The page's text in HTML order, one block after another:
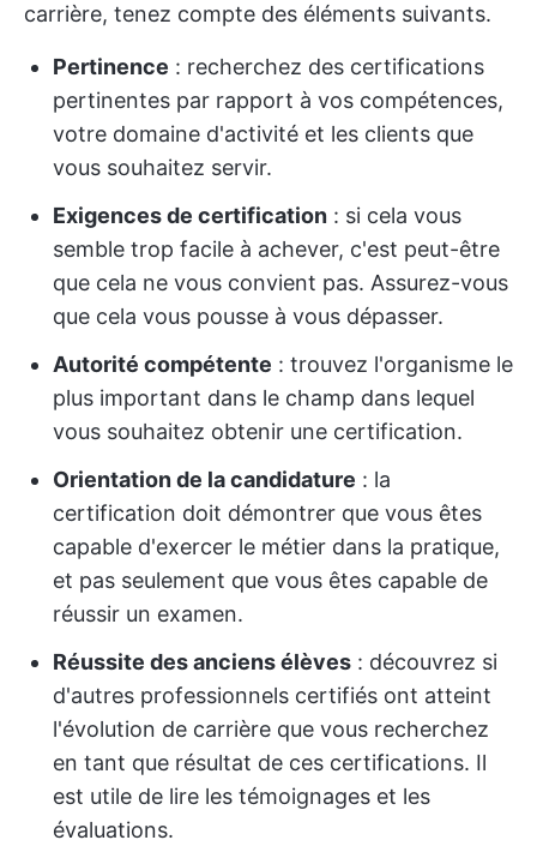
carrière, tenez compte des éléments suivants.
Pertinence : recherchez des certifications
pertinentes par rapport à vos compétences,
votre domaine d'activité et les clients que
vous souhaitez servir.
Exigences de certification : si cela vous
semble trop facile à achever, c'est peut-être
que cela ne vous convient pas. Assurez-vous
que cela vous pousse à vous dépasser.
Autorité compétente : trouvez l'organisme le
plus important dans le champ dans lequel
vous souhaitez obtenir une certification.
Orientation de la candidature : la
certification doit démontrer que vous êtes
capable d'exercer le métier dans la pratique,
et pas seulement que vous êtes capable de
réussir un examen.
Réussite des anciens élèves : découvrez si
d'autres professionnels certifiés ont atteint
l'évolution de carrière que vous recherchez
en tant que résultat de ces certifications. Il
est utile de lire les témoignages et les
évaluations.